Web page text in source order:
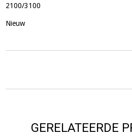
2100/3100
Nieuw
GERELATEERDE